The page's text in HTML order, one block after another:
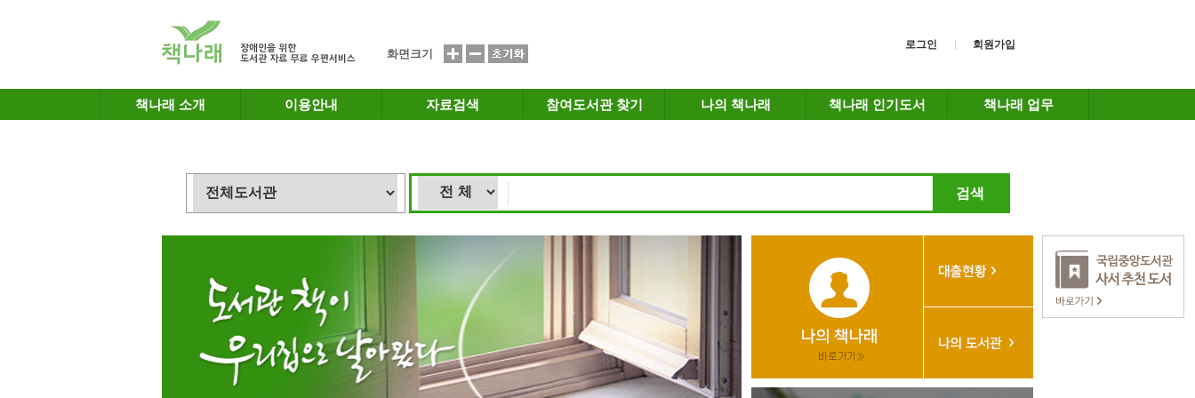
화면크기
로그인 회원가입
책나래 소개 이용안내 자료검색 참여도서관 찾기 나의 책나래 책나래 인기도서 책나래 업무
검색